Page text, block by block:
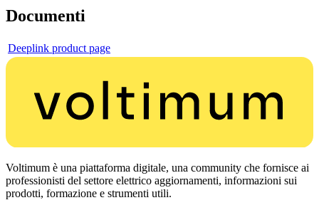
Documenti
Deeplink product page
Voltimum è una piattaforma digitale, una community che fornisce ai
professionisti del settore elettrico aggiornamenti, informazioni sui
prodotti, formazione e strumenti utili.